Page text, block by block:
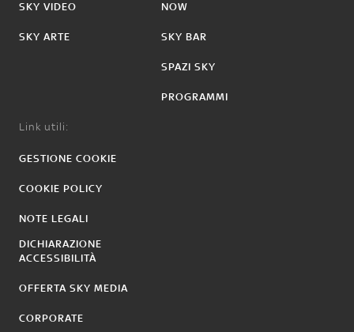
SKY VIDEO
SKY ARTE
NOW
SKY BAR
SPAZI SKY
PROGRAMMI
Link utili:
GESTIONE COOKIE
COOKIE POLICY
NOTE LEGALI
DICHIARAZIONE
ACCESSIBILITÀ
OFFERTA SKY MEDIA
CORPORATE